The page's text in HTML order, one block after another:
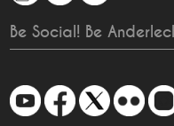
Be Social! Be